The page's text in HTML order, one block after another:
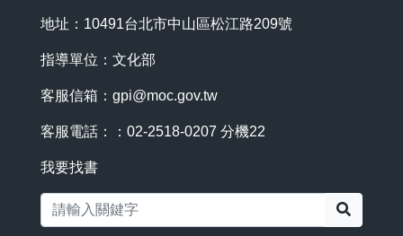
地址：10491台北市中山區松江路209號
指導單位：文化部
客服信箱： gpi@moc.gov.tw
客服電話：：02-2518-0207 分機22
我要找書